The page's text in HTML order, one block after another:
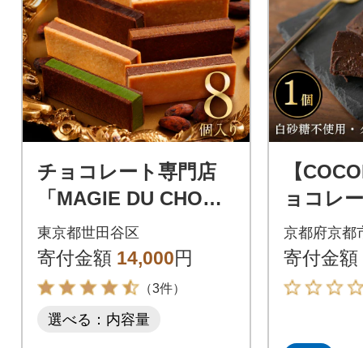
チョコレート専門店
「MAGIE DU CHOCO
LAT」マジドカカオ8
個入り
東京都世田谷区
寄付金額 14,000円
（3件）
選べる：内容量
【
ョコレ
個|京都
ビーン
コレート
京都府京都
寄付金額